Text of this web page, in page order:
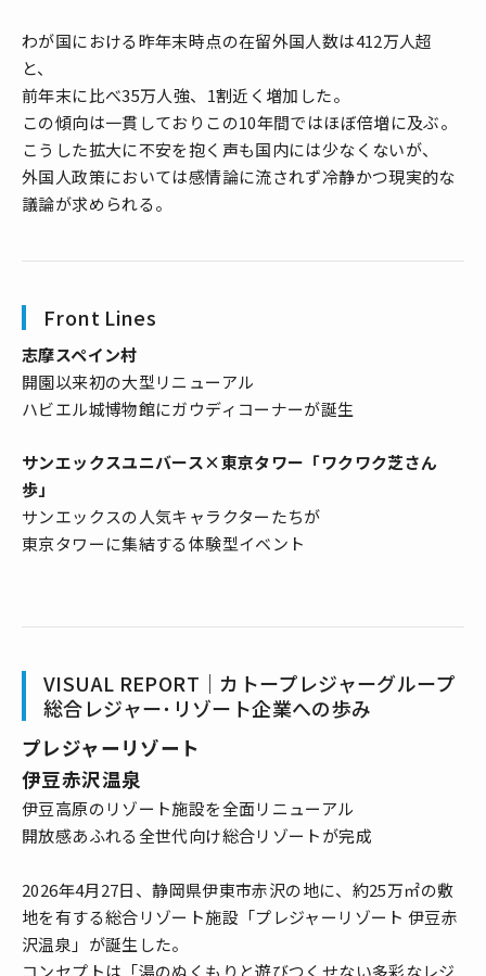
わが国における昨年末時点の在留外国人数は412万人超
と、
前年末に比べ35万人強、1割近く増加した。
この傾向は一貫しておりこの10年間ではほぼ倍増に及ぶ。
こうした拡大に不安を抱く声も国内には少なくないが、
外国人政策においては感情論に流されず冷静かつ現実的な
議論が求められる。
Front Lines
志摩スペイン村
開園以来初の大型リニューアル
ハビエル城博物館にガウディコーナーが誕生
サンエックスユニバース×東京タワー「ワクワク芝さん
歩」
サンエックスの人気キャラクターたちが
東京タワーに集結する体験型イベント
VISUAL REPORT｜カトープレジャーグループ
総合レジャー･リゾート企業への歩み
プレジャーリゾート
伊豆赤沢温泉
伊豆高原のリゾート施設を全面リニューアル
開放感あふれる全世代向け総合リゾートが完成
2026年4月27日、静岡県伊東市赤沢の地に、約25万㎡の敷
地を有する総合リゾート施設「プレジャーリゾート 伊豆赤
沢温泉」が誕生した。
コンセプトは「湯のぬくもりと遊びつくせない多彩なレジ